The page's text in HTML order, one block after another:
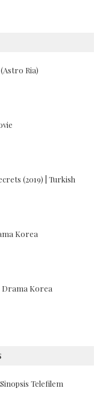
Ria)
(2019) | Turkish
Korea
Drama Korea
Telefilem